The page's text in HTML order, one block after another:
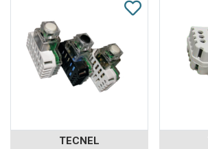
TECNEL